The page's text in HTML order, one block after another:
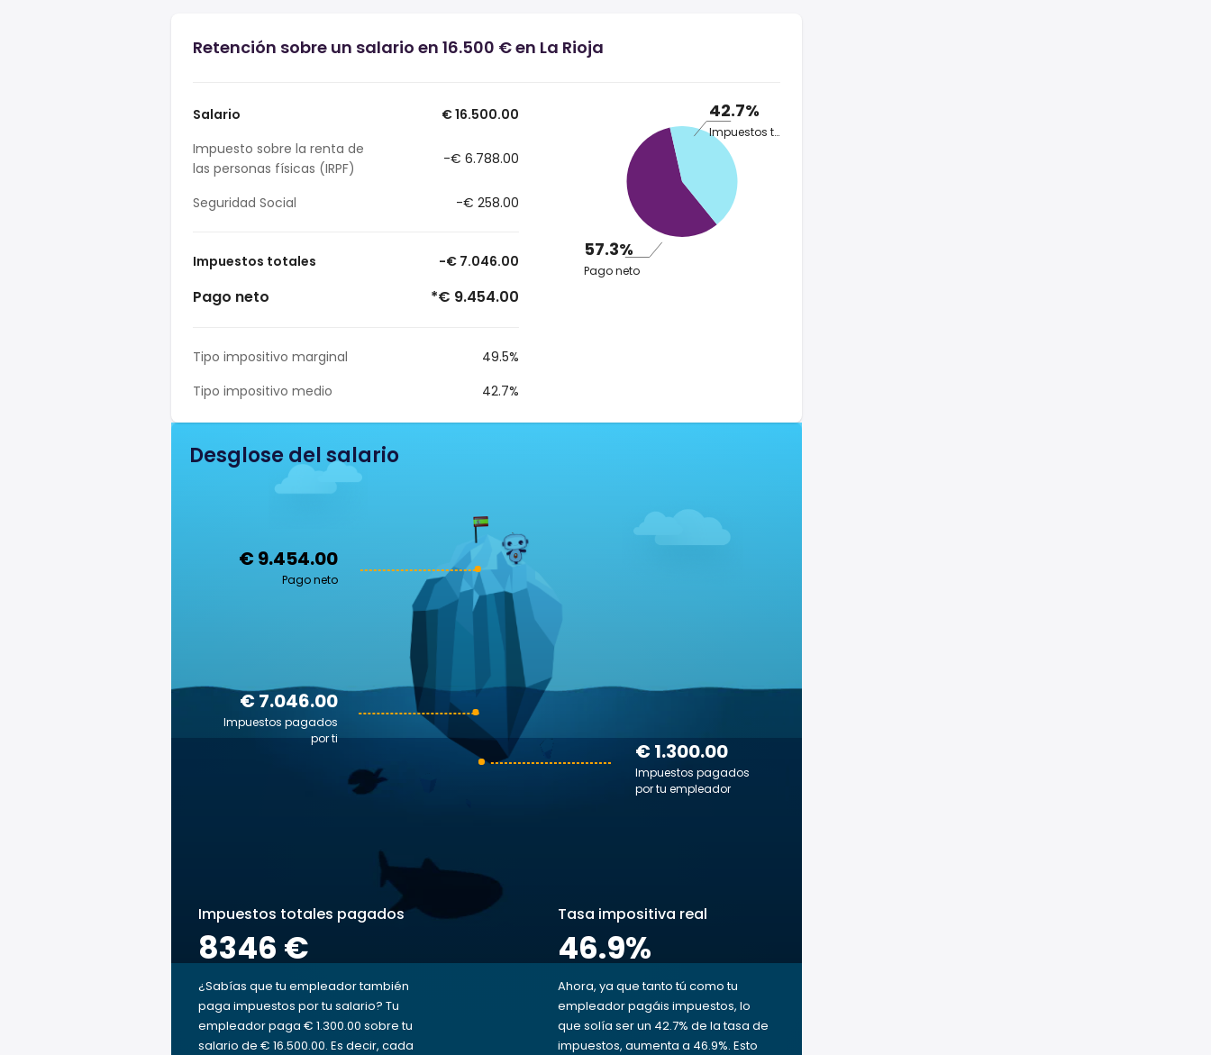
Retención sobre un salario en 16.500 € en La Rioja
Salario
€ 16.500.00
Impuesto sobre la renta de
las personas físicas (IRPF)
-€ 6.788.00
Seguridad Social -€ 258.00
Impuestos totales -€ 7.046.00
Pago neto *€ 9.454.00
Tipo impositivo marginal
49.5%
Tipo impositivo medio
42.7%
42.7%
Impuestos totales
57.3%
Pago neto
Desglose del salario
€ 9.454.00
Pago neto
€ 1.300.00
Impuestos pagados
por tu empleador
€ 7.046.00
Impuestos pagados
por ti
Impuestos totales pagados
8346 €
¿Sabías que tu empleador también
paga impuestos por tu salario? Tu
empleador paga € 1.300.00 sobre tu
salario de € 16.500.00. Es decir, cada
Tasa impositiva real
46.9%
Ahora, ya que tanto tú como tu
empleador pagáis impuestos, lo
que solía ser un 42.7% de la tasa de
impuestos, aumenta a 46.9%. Esto